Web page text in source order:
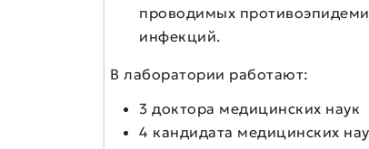
проводимых
инфекций.
В лаборатории работают:
3 доктора медицинских наук
4 кандидата медицинских